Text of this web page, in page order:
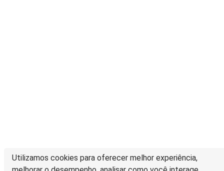
Utilizamos cookies para oferecer melhor experiência,